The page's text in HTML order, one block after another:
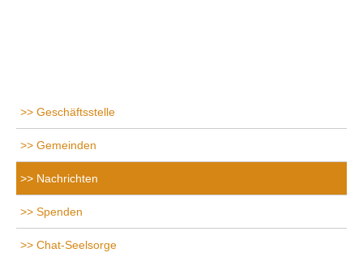
Geschäftsstelle
Gemeinden
Nachrichten
Spenden
Chat-Seelsorge